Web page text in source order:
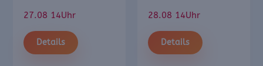
27.08 14Uhr
Details
28.08 14Uhr
Details